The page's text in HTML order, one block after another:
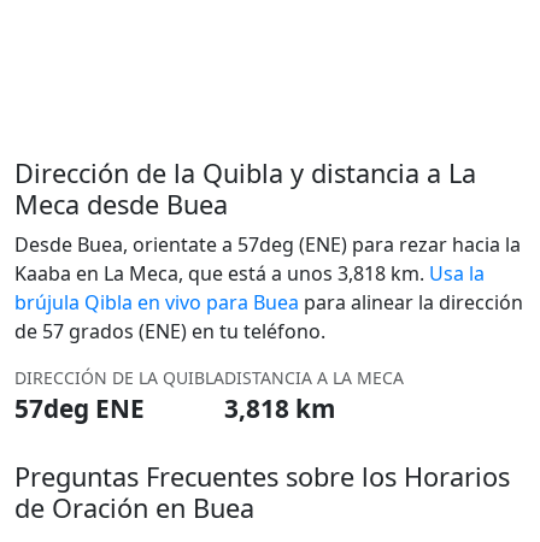
Dirección de la Quibla y distancia a La
Meca desde Buea
Desde Buea, orientate a 57deg (ENE) para rezar hacia la
Kaaba en La Meca, que está a unos 3,818 km. Usa la
brújula Qibla en vivo para Buea para alinear la dirección
de 57 grados (ENE) en tu teléfono.
DIRECCIÓN DE LA QUIBLA
57deg ENE
DISTANCIA A LA MECA
3,818 km
Preguntas Frecuentes sobre los Horarios
de Oración en Buea